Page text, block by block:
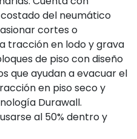
del neumático
cortes o
tracción en lodo y grava
de piso con diseño
que ayudan a evacuar el
en piso seco y
Durawall.
al 50% dentro y